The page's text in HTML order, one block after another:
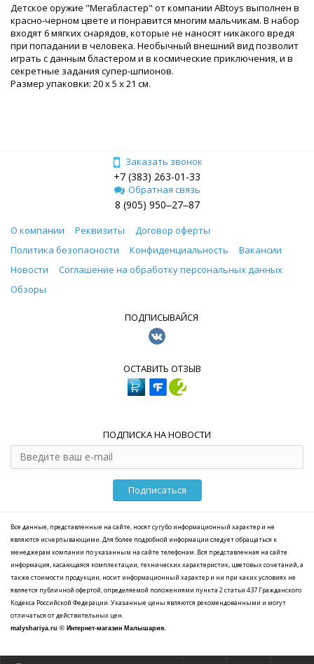
Детское оружие "Мегабластер" от компании ABtoys выполнен в
красно-черном цвете и понравится многим мальчикам. В набор
входят 6 мягких снарядов, которые не наносят никакого вредя
при попадании в человека. Необычный внешний вид позволит
играть с данным бластером и в космические приключения, и в
секретные задания супер-шпионов.
Размер упаковки: 20 x 5 x 21 см.
Заказать звонок
+7 (383) 263-01-33
Обратная связь
8 (905) 950‒27‒87
О компании Реквизиты
Договор оферты
Политика безопасности
Конфиденциальность
Вакансии
Новости
Соглашение на обработку персональных данных
Обзоры
ПОДПИСЫВАЙСЯ
ОСТАВИТЬ ОТЗЫВ
ПОДПИСКА НА НОВОСТИ
Подписаться
Все данные, представленные на сайте, носят сугубо информационный характер и не
являются исчерпывающими. Для более подробной информации следует обращаться к
менеджерам компании по указанным на сайте телефонам. Вся представленная на сайте
информация, касающаяся комплектации, технических характеристик, цветовых сочетаний, а
также стоимости продукции, носит информационный характер и ни при каких условиях не
является публичной офертой, определяемой положениями пункта 2 статьи 437 Гражданского
Кодекса Российской Федерации. Указанные цены являются рекомендованными и могут
отличаться от действительных цен.
malyshariya.ru © Интернет-магазин Малышария.